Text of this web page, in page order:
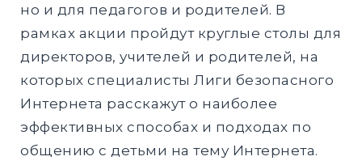
но и для педагогов и родителей. В
рамках акции пройдут круглые столы для
директоров, учителей и родителей, на
которых специалисты Лиги безопасного
Интернета расскажут о наиболее
эффективных способах и подходах по
общению с детьми на тему Интернета.